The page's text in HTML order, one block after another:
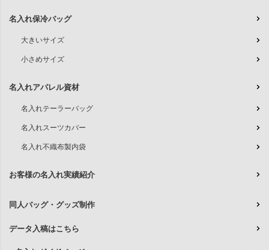
名入れ保冷バッグ
大きいサイズ
小さめサイズ
名入れアパレル資材
名入れテーラーバッグ
名入れスーツカバー
名入れ不織布製内袋
お客様の名入れ実績紹介
同人バッグ・グッズ制作
データ入稿はこちら